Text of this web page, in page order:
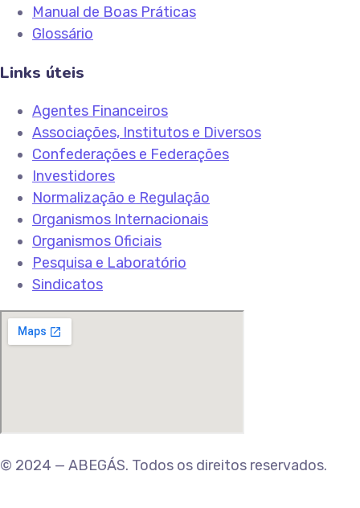
Manual de Boas Práticas
Glossário
Links úteis
Agentes Financeiros
Associações, Institutos e Diversos
Confederações e Federações
Investidores
Normalização e Regulação
Organismos Internacionais
Organismos Oficiais
Pesquisa e Laboratório
Sindicatos
© 2024 — ABEGÁS. Todos os direitos reservados.